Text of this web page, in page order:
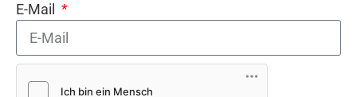
E-Mail